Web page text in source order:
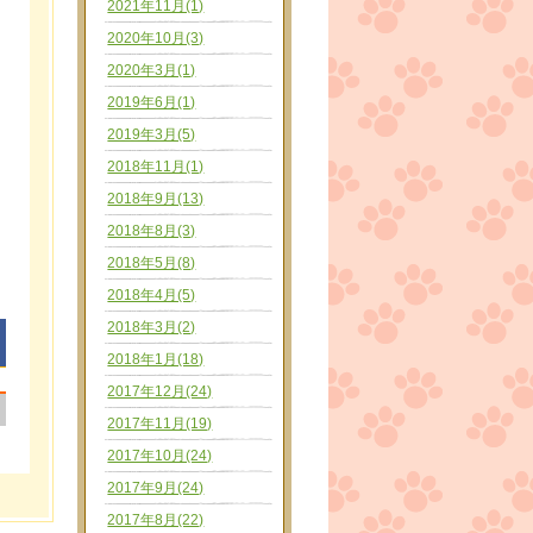
2021年11月(1)
2020年10月(3)
2020年3月(1)
2019年6月(1)
2019年3月(5)
2018年11月(1)
2018年9月(13)
2018年8月(3)
2018年5月(8)
2018年4月(5)
2018年3月(2)
2018年1月(18)
2017年12月(24)
2017年11月(19)
2017年10月(24)
2017年9月(24)
2017年8月(22)